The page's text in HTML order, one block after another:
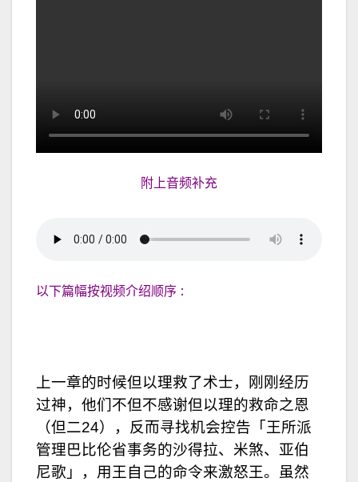
附上音频补充
以下篇幅按视频介绍顺序 :
上一章的时候但以理救了术士，刚刚经历
过神，他们不但不感谢但以理的救命之恩
（但二24），反而寻找机会控告「王所派
管理巴比伦省事务的沙得拉、米煞、亚伯
尼歌」，用王自己的命令来激怒王。虽然